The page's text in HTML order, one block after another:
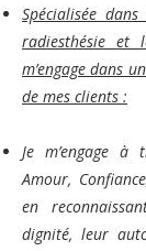
Spécialisée
radiesthésie et
m’engage dans
de mes clients :
Je m’engage à
Amour,
en
dignité, leur